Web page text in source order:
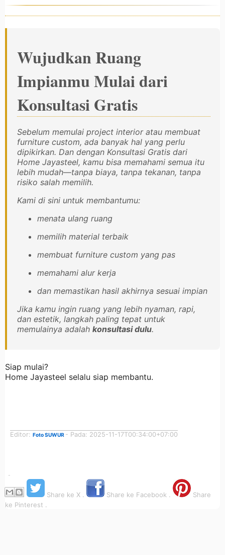
Wujudkan Ruang
Impianmu Mulai dari
Konsultasi Gratis
Sebelum memulai project interior atau membuat
furniture custom, ada banyak hal yang perlu
dipikirkan. Dan dengan Konsultasi Gratis dari
Home Jayasteel, kamu bisa memahami semua itu
lebih mudah—tanpa biaya, tanpa tekanan, tanpa
risiko salah memilih.
Kami di sini untuk membantumu:
menata ulang ruang
memilih material terbaik
membuat furniture custom yang pas
memahami alur kerja
dan memastikan hasil akhirnya sesuai impian
Jika kamu ingin ruang yang lebih nyaman, rapi,
dan estetik, langkah paling tepat untuk
memulainya adalah konsultasi dulu.
Siap mulai?
Home Jayasteel selalu siap membantu.
Editor: Foto SUWUR - Pada: 2025-11-17T00:34:00+07:00
-
Share ke X . Share ke Facebook .
Share
ke Pinterest .